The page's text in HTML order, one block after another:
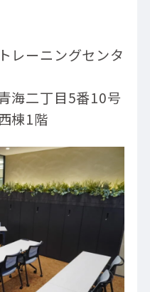
レーニングセンタ
海二丁目5番10号
棟1階